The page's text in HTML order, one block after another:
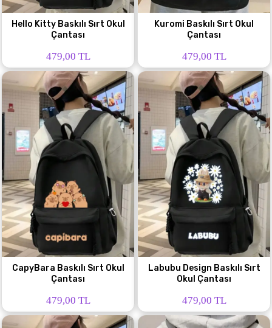
Hello Kitty Baskılı Sırt Okul
Çantası
479,00 TL
Kuromi Baskılı Sırt Okul
Çantası
479,00 TL
CapyBara Baskılı Sırt Okul
Çantası
479,00 TL
Labubu Design Baskılı Sırt
Okul Çantası
479,00 TL